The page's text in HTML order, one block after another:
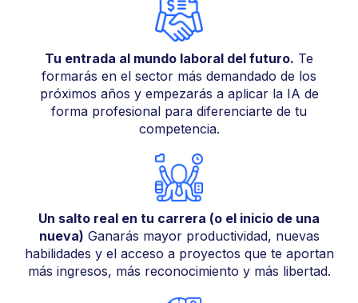
Tu entrada al mundo laboral del futuro. Te
formarás en el sector más demandado de los
próximos años y empezarás a aplicar la IA de
forma profesional para diferenciarte de tu
competencia.
Un salto real en tu carrera (o el inicio de una
nueva) Ganarás mayor productividad, nuevas
habilidades y el acceso a proyectos que te aportan
más ingresos, más reconocimiento y más libertad.